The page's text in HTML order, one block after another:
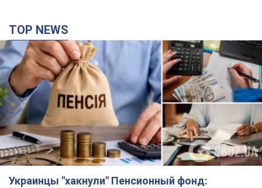
TOP NEWS
Украинцы "хакнули" Пенсионный фонд: